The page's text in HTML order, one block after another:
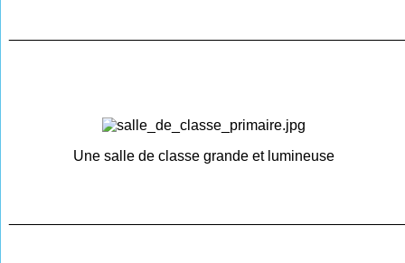
Une salle de classe grande et lumineuse